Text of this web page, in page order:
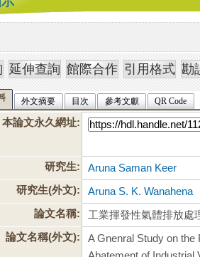
外文摘要 目次 參考文獻 QR Code
本論文永久網址:
研究生:
Aruna Saman Keer
研究生(外文):
Aruna S. K. Wanahena
論文名稱:
工業揮發性氣體排放處
論文名稱(外文):
A Gnenral Study on